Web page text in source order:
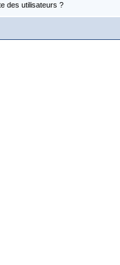
des utilisateurs ?